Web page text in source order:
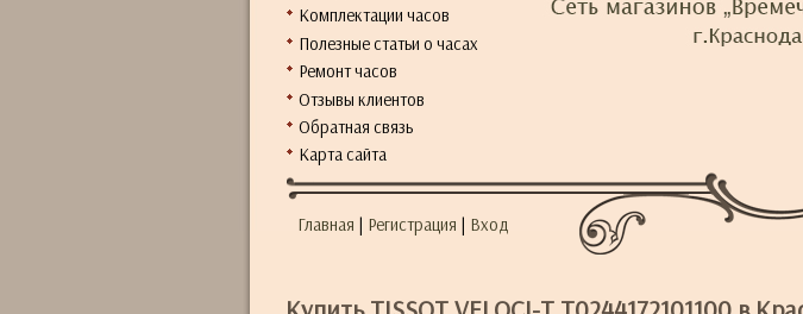
Комплектации часов
Полезные статьи о часах
Ремонт часов
Отзывы клиентов
Обратная связь
Карта сайта
Главная | Регистрация | Вход